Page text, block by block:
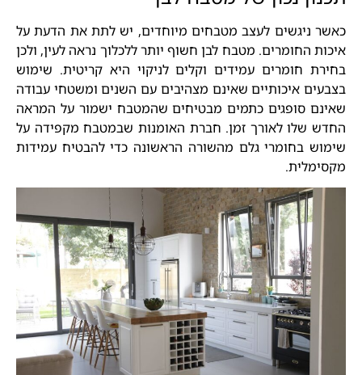
כאשר ניגשים לעצב מטבחים מיוחדים, יש לתת את הדעת על
איכות החומרים. מטבח לבן חשוף יותר ללכלוך נראה לעין, ולכן
בחירת חומרים עמידים וקלים לניקוי היא קריטית. שימוש
בצבעים איכותיים שאינם מצהיבים עם השנים ומשטחי עבודה
שאינם סופגים כתמים מבטיחים שהמטבח ישמור על המראה
החדש שלו לאורך זמן. חברת האומנות שבמטבח מקפידה על
שימוש בחומרי גלם מהשורה הראשונה כדי להבטיח עמידות
מקסימלית.